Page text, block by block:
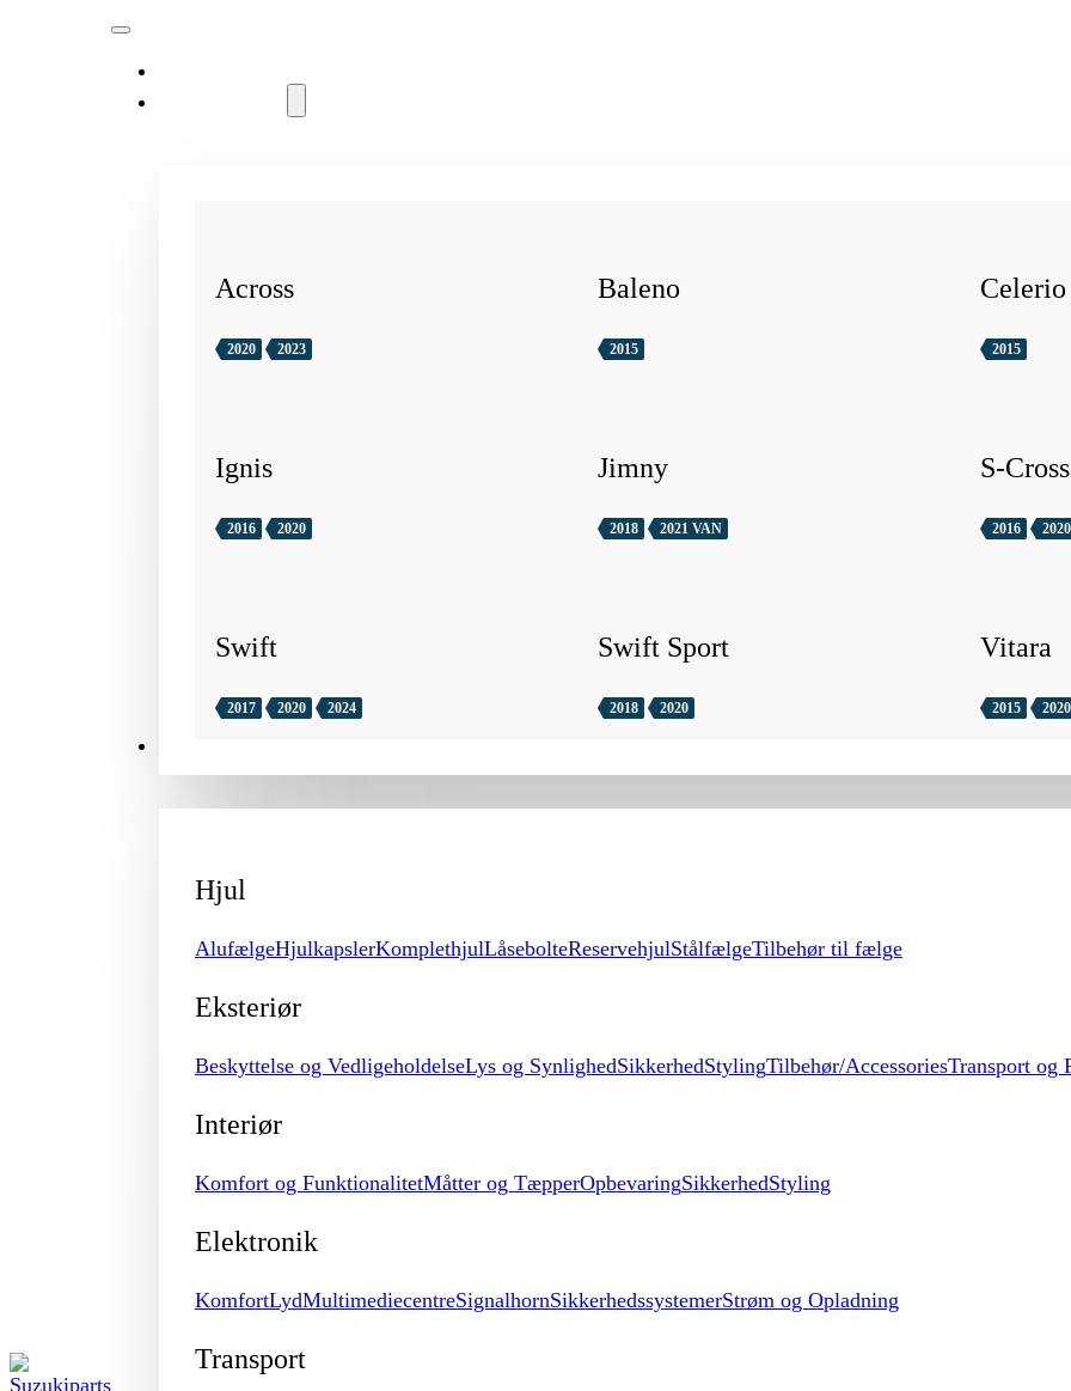
Across
2020 2023
Baleno
2015
Celerio
2015
Ignis
2016 2020
Jimny
2018 2021 VAN
S-Cross
2016 2020
Swift
2017 2020 2024
Swift Sport
2018 2020
Vitara
2015 2020
Hjul
AlufælgeHjulkapslerKomplethjulLåsebolteReservehjulStålfælgeTilbehør til fælge
Eksteriør
Beskyttelse og VedligeholdelseLys og SynlighedSikkerhedStylingTilbehør/AccessoriesTransport og
Interiør
Komfort og FunktionalitetMåtter og TæpperOpbevaringSikkerhedStyling
Elektronik
KomfortLydMultimediecentreSignalhornSikkerhedssystemerStrøm og Opladning
Transport